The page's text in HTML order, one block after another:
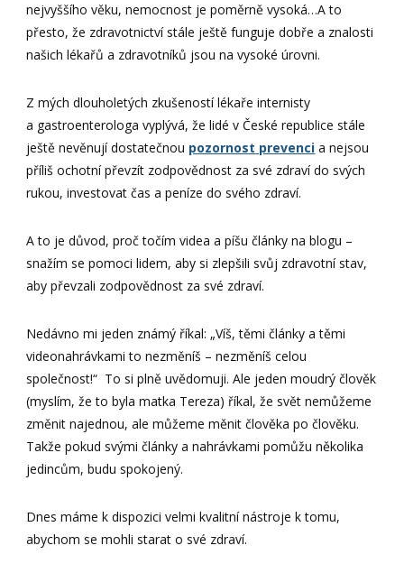
nejvyššího věku, nemocnost je poměrně vysoká…A to
přesto, že zdravotnictví stále ještě funguje dobře a znalosti
našich lékařů a zdravotníků jsou na vysoké úrovni.
Z mých dlouholetých zkušeností lékaře internisty
a gastroenterologa vyplývá, že lidé v České republice stále
ještě nevěnují dostatečnou pozornost prevenci a nejsou
příliš ochotní převzít zodpovědnost za své zdraví do svých
rukou, investovat čas a peníze do svého zdraví.
A to je důvod, proč točím videa a píšu články na blogu –
snažím se pomoci lidem, aby si zlepšili svůj zdravotní stav,
aby převzali zodpovědnost za své zdraví.
Nedávno mi jeden známý říkal: „Víš, těmi články a těmi
videonahrávkami to nezměníš – nezměníš celou
společnost!“ To si plně uvědomuji. Ale jeden moudrý člověk
(myslím, že to byla matka Tereza) říkal, že svět nemůžeme
změnit najednou, ale můžeme měnit člověka po člověku.
Takže pokud svými články a nahrávkami pomůžu několika
jedincům, budu spokojený.
Dnes máme k dispozici velmi kvalitní nástroje k tomu,
abychom se mohli starat o své zdraví.